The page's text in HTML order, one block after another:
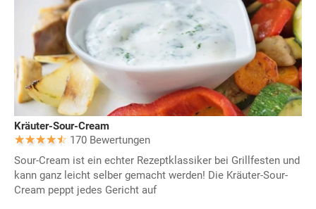
Kräuter-Sour-Cream
170 Bewertungen
Sour-Cream ist ein echter Rezeptklassiker bei Grillfesten und
kann ganz leicht selber gemacht werden! Die Kräuter-Sour-
Cream peppt jedes Gericht auf